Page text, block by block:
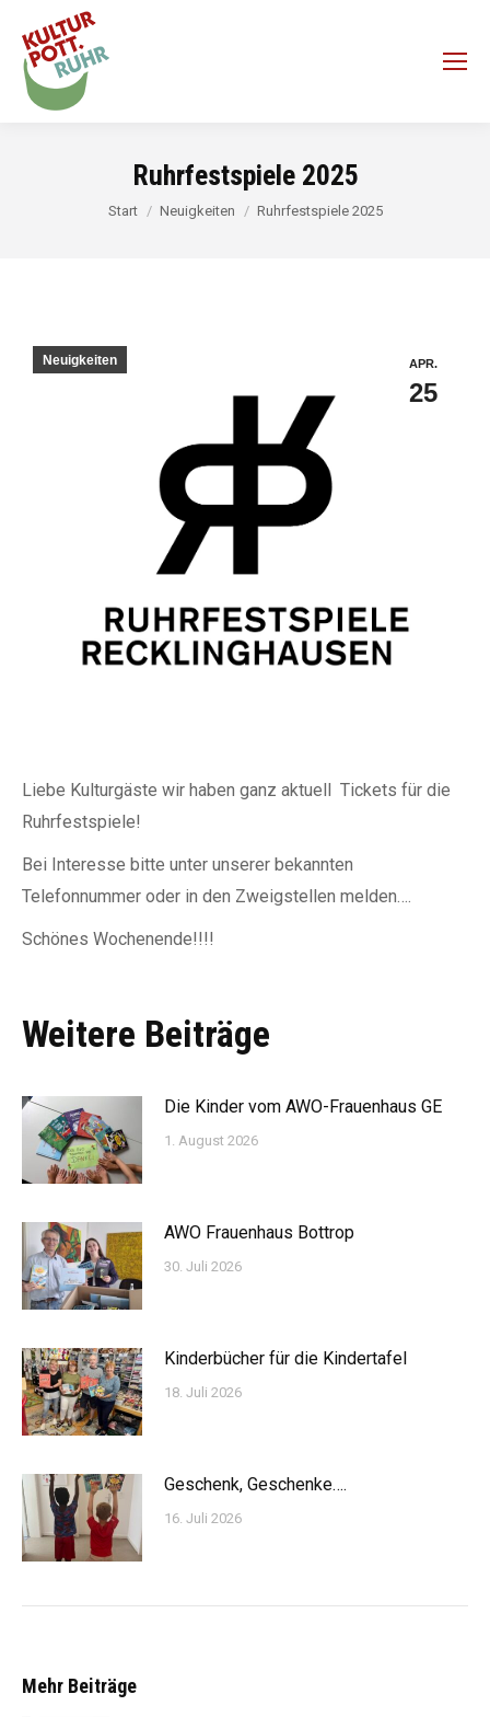
Ruhrfestspiele 2025
Sie befinden sich hier:
Start Neuigkeiten Ruhrfestspiele 2025
APR.
25
Neuigkeiten
Liebe Kulturgäste wir haben ganz aktuell Tickets für die
Ruhrfestspiele!
Bei Interesse bitte unter unserer bekannten
Telefonnummer oder in den Zweigstellen melden….
Schönes Wochenende!!!!
Weitere Beiträge
Die Kinder vom AWO-Frauenhaus GE
1. August 2026
AWO Frauenhaus Bottrop
30. Juli 2026
Kinderbücher für die Kindertafel
18. Juli 2026
Geschenk, Geschenke….
16. Juli 2026
Mehr Beiträge